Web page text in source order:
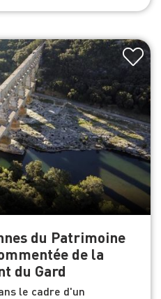
du Patrimoine
de la
du Gard
le cadre d'un